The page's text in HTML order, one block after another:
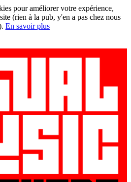
pour améliorer votre expérience,
(rien à la pub, y'en a pas chez nous
En savoir plus